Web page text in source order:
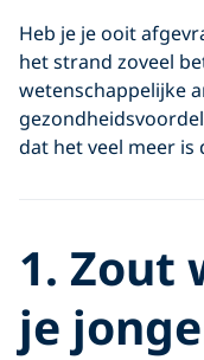
Heb je je ooit
het strand zoveel
wetenschappelijke
dat het veel meer is
1. Zout
je